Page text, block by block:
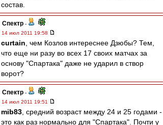
состав.
Спектр -
14 июл 2011 19:58
curtain , чем Козлов интереснее Дзюбы? Тем,
что еще ни разу во всех 17 своих матчах за
основу "Спартака" даже не ударил в створ
ворот?
Спектр -
14 июл 2011 19:51
mib83 , средний возраст между 24 и 25 годами -
это как раз нормально для "Спартака". Почти у